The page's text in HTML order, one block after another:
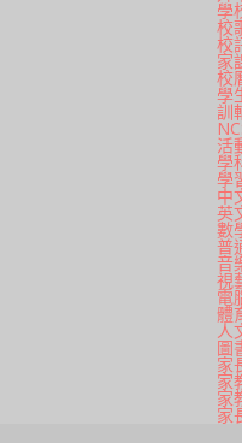
學
校
校
家
校
學
訓
活
學
學
中
英
數
普
音
視
電
體
人
圖
家
家
家
家